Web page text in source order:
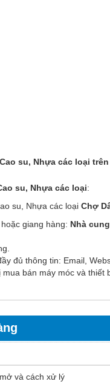
su, Nhựa các loại trên
su, Nhựa các loại:
su, Nhựa các loại Chợ
giang hàng: Nhà
đủ thông tin: Email,
bán máy móc và
và cách xử lý